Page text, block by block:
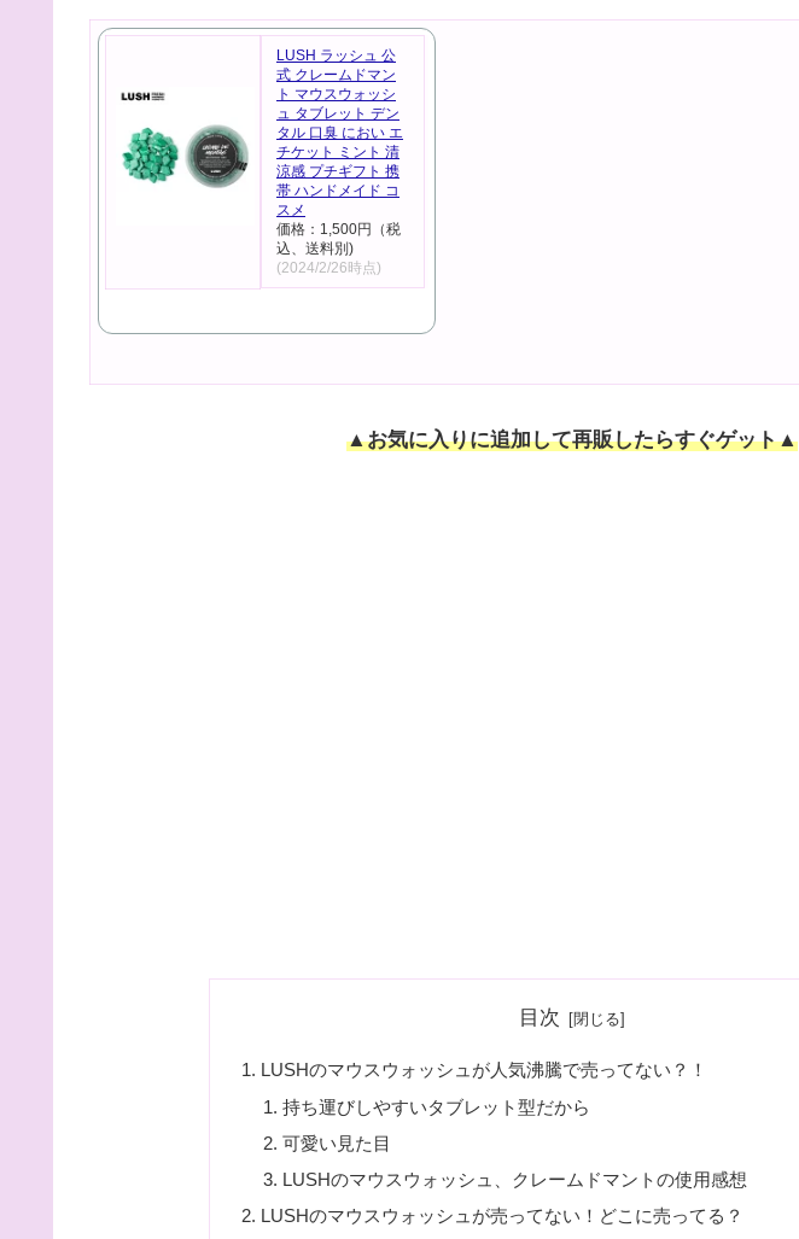
LUSH ラッシュ 公
式 クレームドマン
ト マウスウォッシ
ュ タブレット デン
タル 口臭 におい エ
チケット ミント 清
涼感 プチギフト 携
帯 ハンドメイド コ
スメ
価格：1,500円（税
込、送料別)
(2024/2/26時点)
▲お気に入りに追加して再販したらすぐゲット▲
目次
LUSHのマウスウォッシュが人気沸騰で売ってない？！
持ち運びしやすいタブレット型だから
可愛い見た目
LUSHのマウスウォッシュ、クレームドマントの使用感想
LUSHのマウスウォッシュが売ってない！どこに売ってる？